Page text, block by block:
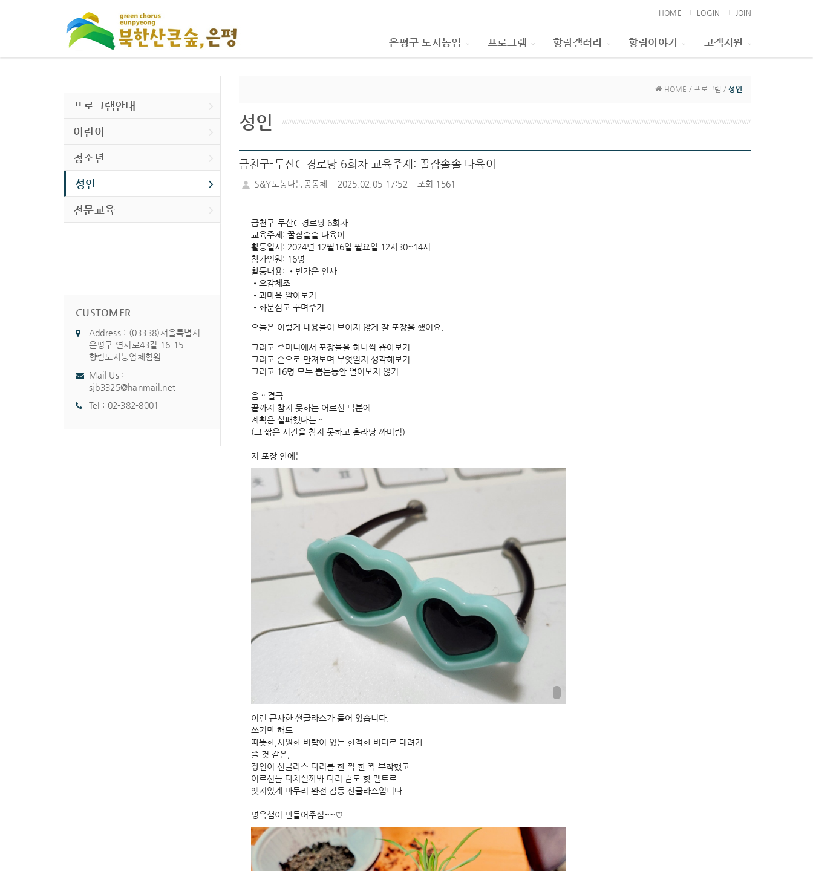
HOME LOGIN JOIN
은평구 도시농업 프로그램 향림갤러리 향림이야기 고객지원
프로그램안내
어린이
청소년
성인
전문교육
CUSTOMER
Address : (03338)서울특별시
은평구 연서로43길 16-15
향림도시농업체험원
Mail Us :
sjb3325@hanmail.net
Tel : 02-382-8001
HOME / 프로그램 /성인
성인
금천구-두산C 경로당 6회차 교육주제: 꿀잠솔솔 다육이
S&Y도농나눔공동체 2025.02.05 17:52 조회 1561
금천구-두산C 경로당 6회차
교육주제: 꿀잠솔솔 다육이
활동일시: 2024년 12월16일 월요일 12시30~14시
참가인원: 16명
활동내용: •반가운 인사
•오감체조
•괴마옥 알아보기
•화분심고 꾸며주기
오늘은 이렇게 내용물이 보이지 않게 잘 포장을 했어요.
그리고 주머니에서 포장물을 하나씩 뽑아보기
그리고 손으로 만져보며 무엇일지 생각해보기
그리고 16명 모두 뽑는동안 열어보지 않기
음ᆢ결국
끝까지 참지 못하는 어르신 덕분에
계획은 실패했다는ᆢ
(그 짧은 시간을 참지 못하고 홀라당 까버림)
저 포장 안에는
이런 근사한 썬글라스가 들어 있습니다.
쓰기만 해도
따뜻한,시원한 바람이 있는 한적한 바다로 데려가
줄 것 같은,
장인이 선글라스 다리를 한 짝 한 짝 부착했고
어르신들 다치실까봐 다리 끝도 핫 멜트로
엣지있게 마무리 완전 감동 선글라스입니다.
명옥샘이 만들어주심~~♡